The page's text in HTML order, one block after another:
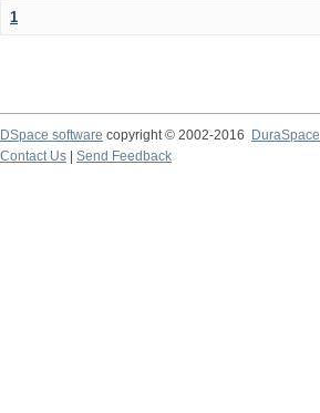
1
DSpace software copyright © 2002-2016
DuraSpace
Contact Us
Send Feedback